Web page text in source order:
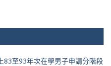
83至93年次在學男子申請分階段